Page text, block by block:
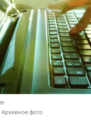
фото